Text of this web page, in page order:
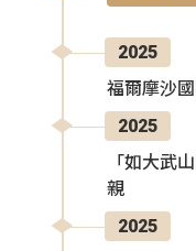
2025
福爾摩沙
2025
「如大武
親
2025